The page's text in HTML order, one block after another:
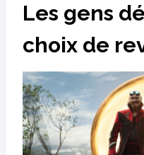
Les gens
choix de